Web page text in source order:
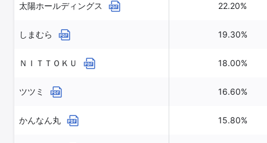
太陽ホールディングス 22.20%
しまむら 19.30%
ＮＩＴＴＯＫＵ 18.00%
ツツミ 16.60%
かんなん丸 15.80%